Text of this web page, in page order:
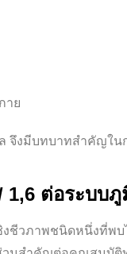
าย
จึงมีบทบาทสำคัญใน
1,6 ต่อระบบ
งชีวภาพชนิดหนึ่งที่พ